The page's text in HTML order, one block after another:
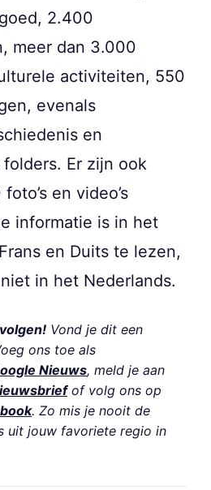
2.400
meer dan 3.000
activiteiten, 550
evenals
en
Er zijn ook
en video’s
informatie is in het
en Duits te lezen,
in het Nederlands.
Vond je dit een
ons toe als
Nieuws, meld je aan
of volg ons op
. Zo mis je nooit de
uit jouw favoriete regio in